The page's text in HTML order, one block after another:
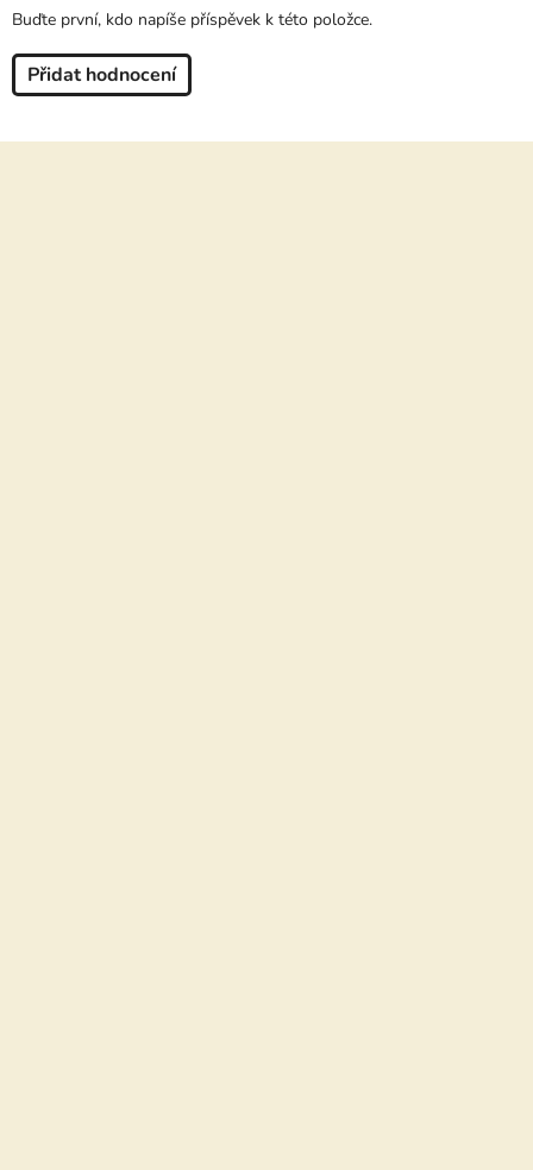
Buďte první, kdo napíše příspěvek k této položce.
Přidat hodnocení